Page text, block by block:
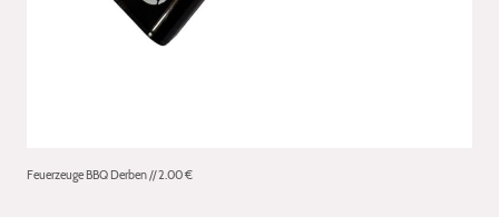
Feuerzeuge BBQ Derben // 2.00 €